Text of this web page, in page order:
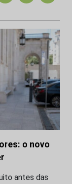
o novo
antes das